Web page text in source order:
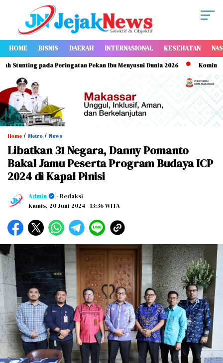
HOME BISNIS DAERAH INTERNASIONAL KESEHATAN
pada Peringatan Pekan Ibu Menyusui Dunia 2026 Kominfo
Home / Metro / News
Libatkan 31 Negara, Danny Pomanto
Bakal Jamu Peserta Program Budaya ICP
2024 di Kapal Pinisi
Admin
- Redaksi
Kamis, 20 Juni 2024- 13:36 WITA